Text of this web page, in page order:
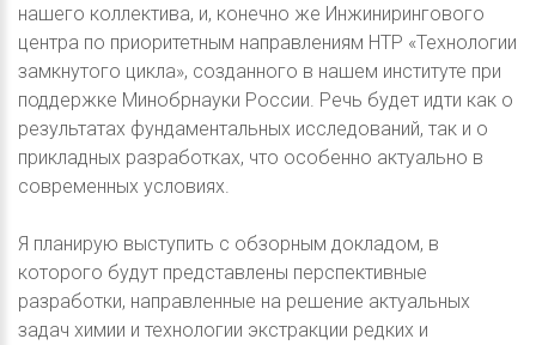
нашего коллектива, и, конечно же Инжинирингового
центра по приоритетным направлениям НТР «Технологии
замкнутого цикла», созданного в нашем институте при
поддержке Минобрнауки России. Речь будет идти как о
результатах фундаментальных исследований, так и о
прикладных разработках, что особенно актуально в
современных условиях.
Я планирую выступить с обзорным докладом, в
которого будут представлены перспективные
разработки, направленные на решение актуальных
задач химии и технологии экстракции редких и